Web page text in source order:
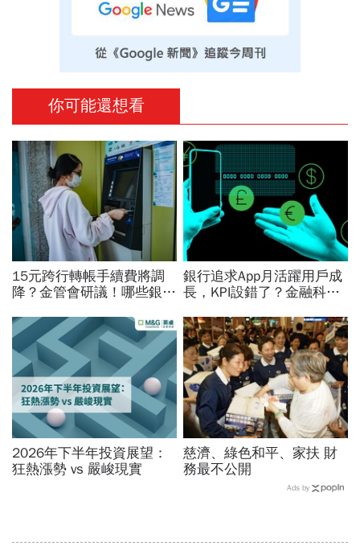
你可能還想看
15元跨行轉帳手續費將調
降？金管會研議！哪些銀行
轉戶、電支帳戶一次看
銀行追求App月活躍用戶成
長，KPI設錯了？金融科技
務，應該像空氣一樣存在
2026年下半年投資展望：
狂熱漲勢 vs 嚴峻現實
慈濟、綠色和平、家扶 財
務最不公開
Ads by